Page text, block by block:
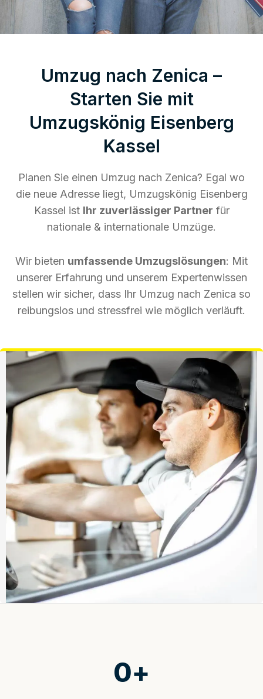
Umzug nach Zenica –
Starten Sie mit
Umzugskönig Eisenberg
Kassel
Planen Sie einen Umzug nach Zenica? Egal wo
die neue Adresse liegt, Umzugskönig Eisenberg
Kassel ist Ihr zuverlässiger Partner für
nationale & internationale Umzüge.
Wir bieten umfassende Umzugslösungen: Mit
unserer Erfahrung und unserem Expertenwissen
stellen wir sicher, dass Ihr Umzug nach Zenica so
reibungslos und stressfrei wie möglich verläuft.
0+